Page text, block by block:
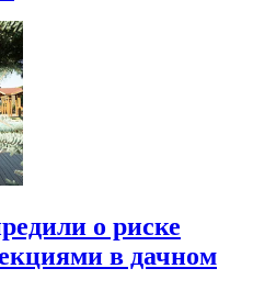
о риске
в дачном